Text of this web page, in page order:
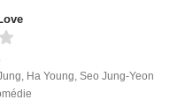
, Ha Young,Seo Jung-Yeon